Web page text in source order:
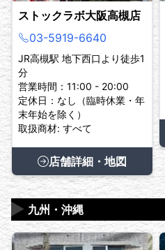
ストックラボ大阪高槻店
03-5919-6640
JR高槻駅 地下西口より徒歩1
分
営業時間：11:00 - 20:00
定休日：なし（臨時休業・年
末年始を除く）
取扱商材: すべて
店舗詳細・地図
九州・沖縄
▶